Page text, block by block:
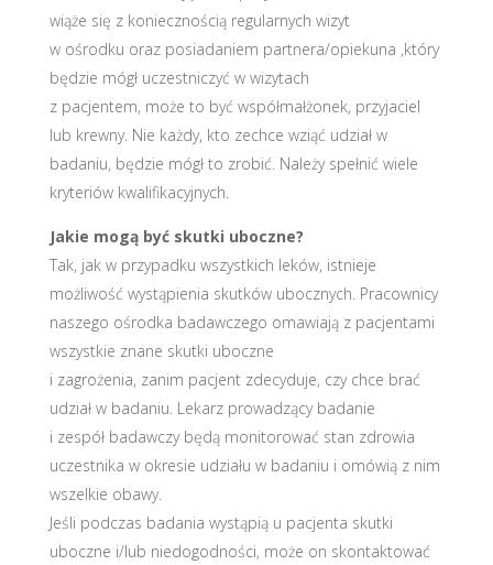
wiąże się z koniecznością regularnych wizyt
w ośrodku oraz posiadaniem partnera/opiekuna ,który
będzie mógł uczestniczyć w wizytach
z pacjentem, może to być współmałżonek, przyjaciel
lub krewny. Nie każdy, kto zechce wziąć udział w
badaniu, będzie mógł to zrobić. Należy spełnić wiele
kryteriów kwalifikacyjnych.
Jakie mogą być skutki uboczne?
Tak, jak w przypadku wszystkich leków, istnieje
możliwość wystąpienia skutków ubocznych. Pracownicy
naszego ośrodka badawczego omawiają z pacjentami
wszystkie znane skutki uboczne
i zagrożenia, zanim pacjent zdecyduje, czy chce brać
udział w badaniu. Lekarz prowadzący badanie
i zespół badawczy będą monitorować stan zdrowia
uczestnika w okresie udziału w badaniu i omówią z nim
wszelkie obawy.
Jeśli podczas badania wystąpią u pacjenta skutki
uboczne i/lub niedogodności, może on skontaktować